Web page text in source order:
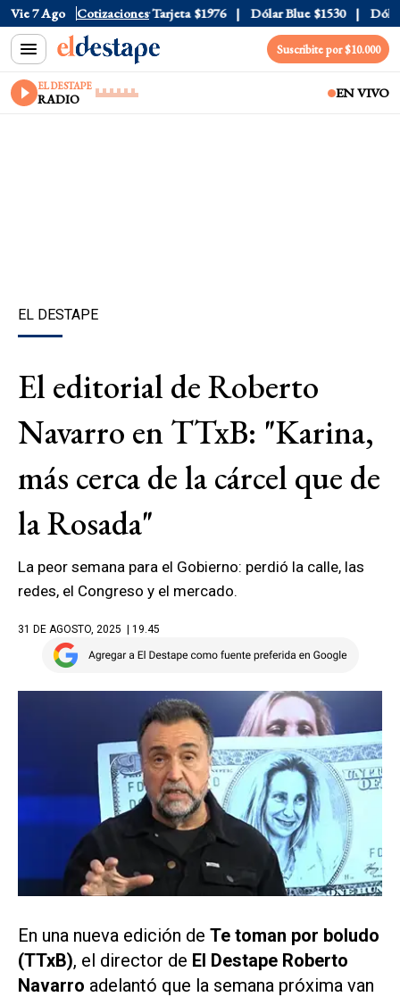
Vie 7 Ago Cotizaciones
$1520 Dólar Tarjeta $1976 Dólar Blue $1530 Dólar
Suscribite por $10.000
EL DESTAPE
RADIO EN VIVO
EL DESTAPE
El editorial de Roberto
Navarro en TTxB: "Karina,
más cerca de la cárcel que de
la Rosada"
La peor semana para el Gobierno: perdió la calle, las
redes, el Congreso y el mercado.
31 DE AGOSTO, 2025 | 19.45
En una nueva edición de Te toman por boludo
(TTxB), el director de El Destape Roberto
Navarro adelantó que la semana próxima van